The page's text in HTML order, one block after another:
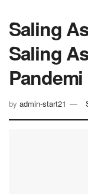
Saling
Saling
Pandemi
by admin-start21